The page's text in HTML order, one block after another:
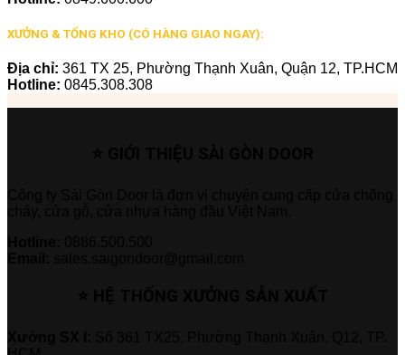
XƯỞNG & TỔNG KHO (CÓ HÀNG GIAO NGAY):
Địa chỉ: 361 TX 25, Phường Thạnh Xuân, Quận 12, TP.HCM
Hotline: 0845.308.308